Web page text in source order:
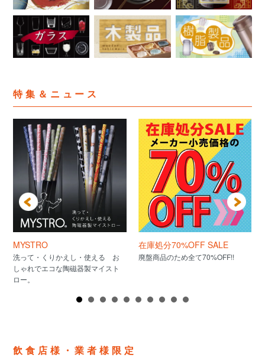
特集＆ニュース
MYSTRO
洗って・くりかえし・使える お
しゃれでエコな陶磁器製マイスト
ロー。
在庫処分70%OFF SALE
廃盤商品のため全て70%OFF!!
飲食店様・業者様限定